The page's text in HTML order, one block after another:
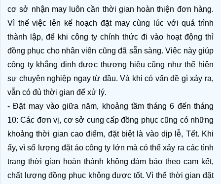
cơ sở nhận may luôn cần thời gian hoàn thiện đơn hàng.
Vì thế việc lên kế hoạch đặt may cùng lúc với quá trình
thành lập, để khi công ty chính thức đi vào hoạt động thì
đồng phục cho nhân viên cũng đã sẵn sàng. Việc này giúp
công ty khẳng định được thương hiệu cũng như thể hiện
sự chuyên nghiệp ngay từ đầu. Và khi có vấn đề gì xảy ra,
vẫn có đủ thời gian để xử lý.
- Đặt may vào giữa năm, khoảng tầm tháng 6 đến tháng
10: Các đơn vị, cơ sở cung cấp đồng phục cũng có những
khoảng thời gian cao điểm, đặt biệt là vào dịp lễ, Tết. Khi
ấy, vì số lượng đặt áo công ty lớn mà có thể xảy ra các tình
trạng thời gian hoàn thành không đảm bảo theo cam kết,
chất lượng đồng phục không được tốt. Vì thế thời gian đặt